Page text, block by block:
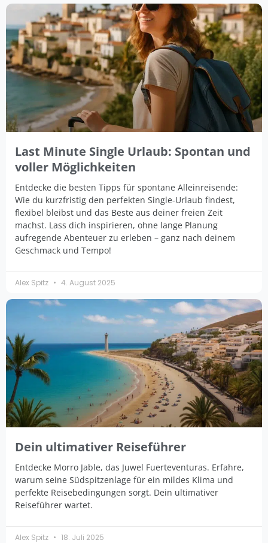
Last Minute Single Urlaub: Spontan und
voller Möglichkeiten
Entdecke die besten Tipps für spontane Alleinreisende:
Wie du kurzfristig den perfekten Single-Urlaub findest,
flexibel bleibst und das Beste aus deiner freien Zeit
machst. Lass dich inspirieren, ohne lange Planung
aufregende Abenteuer zu erleben – ganz nach deinem
Geschmack und Tempo!
Alex Spitz 4. August 2025
Dein ultimativer Reiseführer
Entdecke Morro Jable, das Juwel Fuerteventuras. Erfahre,
warum seine Südspitzenlage für ein mildes Klima und
perfekte Reisebedingungen sorgt. Dein ultimativer
Reiseführer wartet.
Alex Spitz 18. Juli 2025